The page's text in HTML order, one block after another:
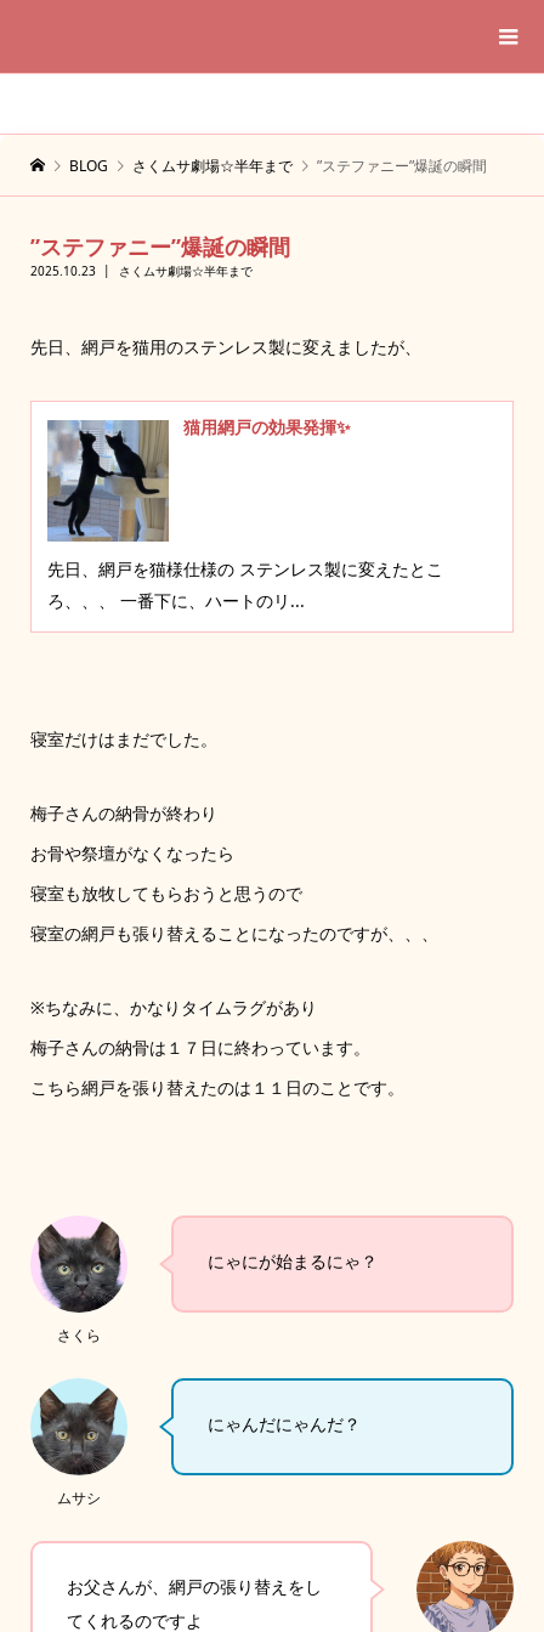
BLOG さくムサ劇場☆半年まで ”ステファニー”爆誕の瞬間
”ステファニー”爆誕の瞬間
2025.10.23 さくムサ劇場☆半年まで
先日、網戸を猫用のステンレス製に変えましたが、
猫用網戸の効果発揮✨
先日、網戸を猫様仕様の ステンレス製に変えたとこ
ろ、、、 一番下に、ハートのリ...
寝室だけはまだでした。
梅子さんの納骨が終わり
お骨や祭壇がなくなったら
寝室も放牧してもらおうと思うので
寝室の網戸も張り替えることになったのですが、、、
※ちなみに、かなりタイムラグがあり
梅子さんの納骨は１７日に終わっています。
こちら網戸を張り替えたのは１１日のことです。
さくら
にゃにが始まるにゃ？
ムサシ
にゃんだにゃんだ？
お父さんが、網戸の張り替えをし
てくれるのですよ